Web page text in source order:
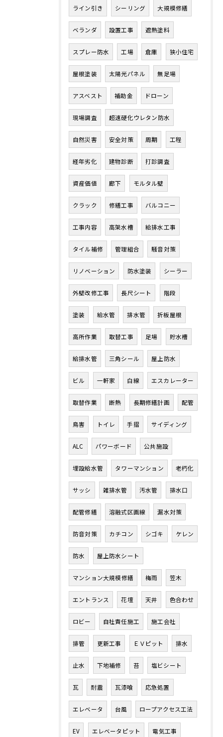
ライン引き シーリング 大規模修繕
ベランダ 設置工事 遮熱塗料
スプレー防水 工場 倉庫 狭小住宅
屋根塗装 太陽光パネル 無足場
アスベスト 補助金 ドローン
現場調査 超速硬化ウレタン防水
自然災害 安全対策 周期 工程
経年劣化 建物診断 打診調査
資産価値 廊下 モルタル壁
クラック 修繕工事 バルコニー
工事内容 高架水槽 給排水工事
タイル補修 管理組合 騒音対策
リノベーション 防水塗装 シーラー
外壁改修工事 長尺シート 階段
塗装 給水管 排水管 折板屋根
高所作業 取替工事 足場 貯水槽
給排水管 三角シール 屋上防水
ビル 一軒家 白線 エスカレーター
取替作業 断熱 長期修繕計画 配管
鳥害 トイレ 手摺 サイディング
ALC パワーボード 公共施設
埋設給水管 タワーマンション 老朽化
サッシ 雑排水管 汚水管 排水口
配管修繕 溶融式区画線 漏水対策
防音対策 カチコン シゴキ ケレン
防水 屋上防水シート
マンション大規模修繕 梅雨 笠木
エントランス 花壇 天井 色合わせ
ロビー 自社責任施工 施工会社
排管 更新工事 ＥＶピット 排水
止水 下地補修 苔 塩ビシート
瓦 耐震 瓦漆喰 応急処置
エレベータ 台風 ロープアクセス工法
EV エレベータピット 電気工事
お問い合わせはこちら